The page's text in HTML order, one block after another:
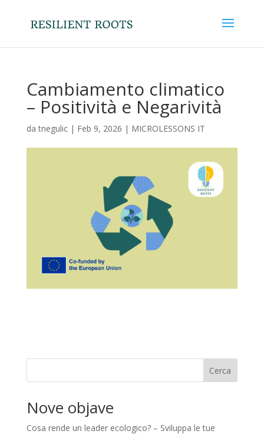
Cambiamento climatico
– Positività e Negarività
datnegulic| Feb 9, 2026 | MICROLESSONS IT
Cerca
Nove objave
Cosa rende un leader ecologico? – Sviluppa le tue